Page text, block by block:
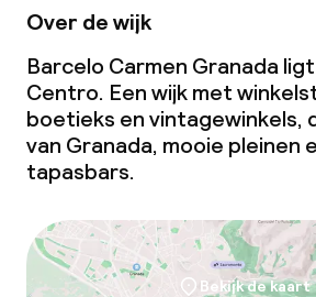
Zakelijke faciliteiten
Conferentieruimte
Vergaderruimte
Overal rookvrij
Over de wijk
Barcelo Carmen Granada
Centro. Een wijk met
boetieks en vintagewinkels,
van Granada, mooie pleinen
tapasbars.
Bekijk de kaart